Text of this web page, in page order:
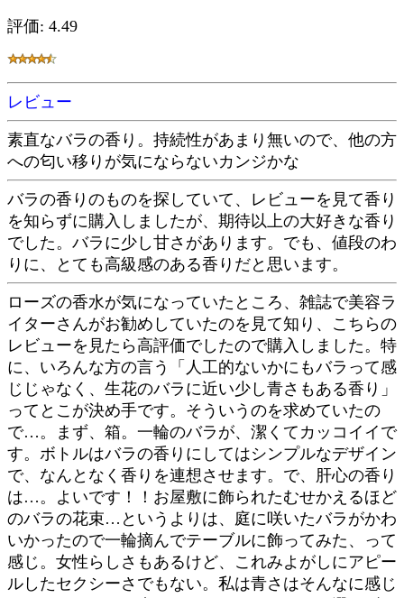
評価: 4.49
レビュー
素直なバラの香り。持続性があまり無いので、他の方
への匂い移りが気にならないカンジかな
バラの香りのものを探していて、レビューを見て香り
を知らずに購入しましたが、期待以上の大好きな香り
でした。バラに少し甘さがあります。でも、値段のわ
りに、とても高級感のある香りだと思います。
ローズの香水が気になっていたところ、雑誌で美容ラ
イターさんがお勧めしていたのを見て知り、こちらの
レビューを見たら高評価でしたので購入しました。特
に、いろんな方の言う「人工的ないかにもバラって感
じじゃなく、生花のバラに近い少し青さもある香り」
ってとこが決め手です。そういうのを求めていたの
で…。まず、箱。一輪のバラが、潔くてカッコイイで
す。ボトルはバラの香りにしてはシンプルなデザイン
で、なんとなく香りを連想させます。で、肝心の香り
は…。よいです！！お屋敷に飾られたむせかえるほど
のバラの花束…というよりは、庭に咲いたバラがかわ
いかったので一輪摘んでテーブルに飾ってみた、って
感じ。女性らしさもあるけど、これみよがしにアピー
ルしたセクシーさでもない。私は青さはそんなに感じ